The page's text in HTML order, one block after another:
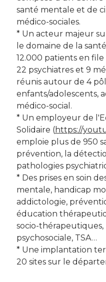
santé mentale et de
médico-sociales.
* Un acteur majeur
le domaine de la
12.000 patients en
22 psychiatres et 9
réunis autour de 4
enfants/adolescents,
médico-social.
* Un employeur de
Solidaire (https://
emploie plus de 950
prévention, la
pathologies
* Des prises en soin
mentale, handicap
addictologie,
éducation
socio-
psychosociale, TSA…
* Une implantation
20 sites sur le